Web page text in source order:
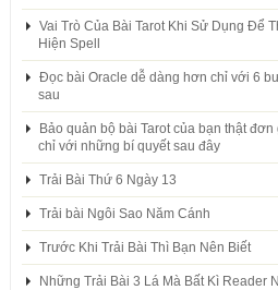
Vai Trò Của Bài Tarot Khi Sử Dụng Để
Hiện Spell
Đọc bài Oracle dễ dàng hơn chỉ với 6
sau
Bảo quản bộ bài Tarot của bạn thật đơn
chỉ với những bí quyết sau đây
Trải Bài Thứ 6 Ngày 13
Trải bài Ngôi Sao Năm Cánh
Trước Khi Trải Bài Thì Bạn Nên Biết
Những Trải Bài 3 Lá Mà Bất Kì Reader